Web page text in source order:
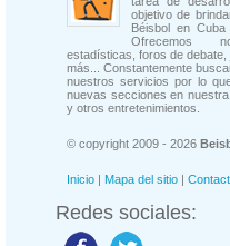
objetivo de
Béisbol en
Ofrecemos
estadísticas, foros de debate,
más... Constantemente
nuestros servicios por lo
nuevas secciones en
y otros entretenimientos.
© copyright 2009 - 2026
Inicio | Mapa del sitio |
Redes sociales: